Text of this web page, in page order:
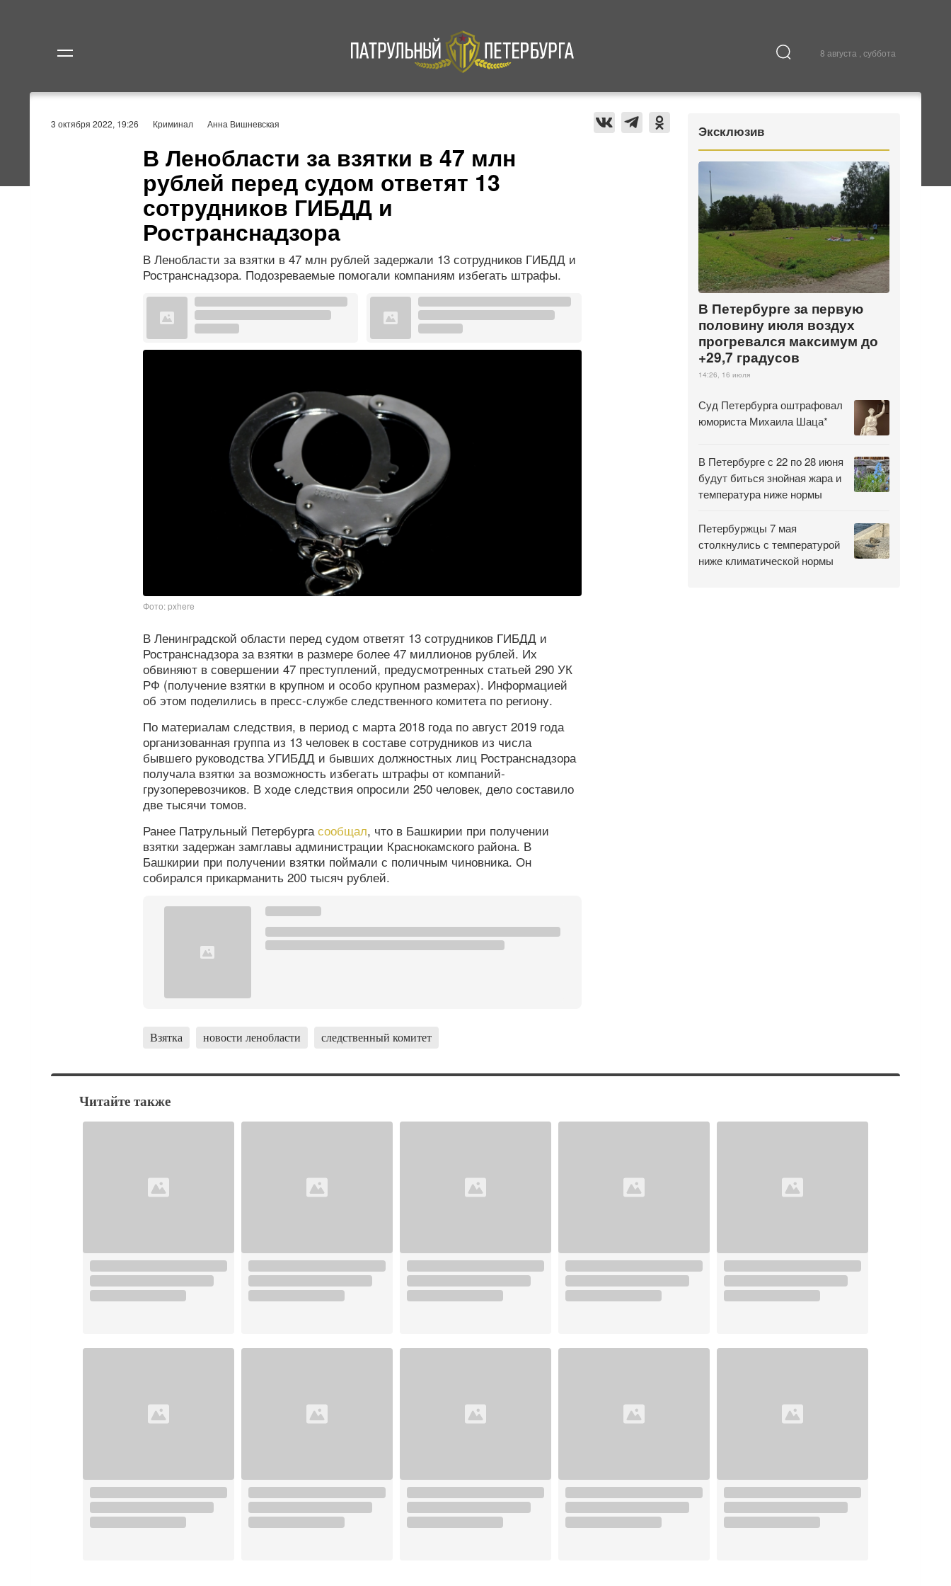
8 августа , суббота
Происшествия Культура
3 октября 2022, 19:26 Криминал Анна Вишневская
В Ленобласти за взятки в 47 млн
рублей перед судом ответят 13
сотрудников ГИБДД и
Ространснадзора
В Ленобласти за взятки в 47 млн рублей задержали 13 сотрудников ГИБДД и
Ространснадзора. Подозреваемые помогали компаниям избегать штрафы.
Фото: pxhere
В Ленинградской области перед судом ответят 13 сотрудников ГИБДД и
Ространснадзора за взятки в размере более 47 миллионов рублей. Их
обвиняют в совершении 47 преступлений, предусмотренных статьей 290 УК
РФ (получение взятки в крупном и особо крупном размерах). Информацией
об этом поделились в пресс-службе следственного комитета по региону.
По материалам следствия, в период с марта 2018 года по август 2019 года
организованная группа из 13 человек в составе сотрудников из числа
бывшего руководства УГИБДД и бывших должностных лиц Ространснадзора
получала взятки за возможность избегать штрафы от компаний-
грузоперевозчиков. В ходе следствия опросили 250 человек, дело составило
две тысячи томов.
Ранее Патрульный Петербургасообщал, что в Башкирии при получении
взятки задержан замглавы администрации Краснокамского района. В
Башкирии при получении взятки поймали с поличным чиновника. Он
собирался прикарманить 200 тысяч рублей.
Взятка новости ленобласти следственный комитет
Эксклюзив
В Петербурге за первую
половину июля воздух
прогревался максимум до
+29,7 градусов
14:26, 16 июля
Суд Петербурга оштрафовал
юмориста Михаила Шаца*
В Петербурге с 22 по 28 июня
будут биться знойная жара и
температура ниже нормы
Петербуржцы 7 мая
столкнулись с температурой
ниже климатической нормы
Читайте также